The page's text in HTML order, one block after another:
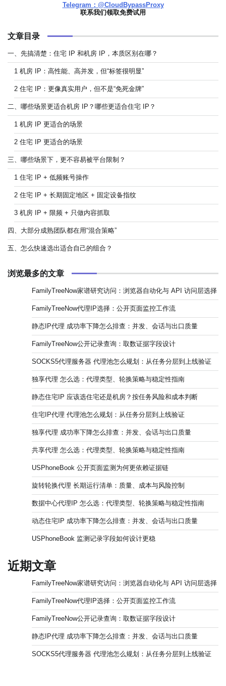
Telegram：@CloudBypassProxy
联系我们领取免费试用
文章目录
一、先搞清楚：住宅 IP 和机房 IP，本质区别在哪？
1 机房 IP：高性能、高并发，但“标签很明显”
2 住宅 IP：更像真实用户，但不是“免死金牌”
二、哪些场景更适合机房 IP？哪些更适合住宅 IP？
1 机房 IP 更适合的场景
2 住宅 IP 更适合的场景
三、哪些场景下，更不容易被平台限制？
1 住宅 IP + 低频账号操作
2 住宅 IP + 长期固定地区 + 固定设备指纹
3 机房 IP + 限频 + 只做内容抓取
四、大部分成熟团队都在用“混合策略”
五、怎么快速选出适合自己的组合？
浏览最多的文章
FamilyTreeNow家谱研究访问：浏览器自动化与 API 访问层选择
FamilyTreeNow代理IP选择：公开页面监控工作流
静态IP代理 成功率下降怎么排查：并发、会话与出口质量
FamilyTreeNow公开记录查询：取数证据字段设计
SOCKS5代理服务器 代理池怎么规划：从任务分层到上线验证
独享代理 怎么选：代理类型、轮换策略与稳定性指南
静态住宅IP 应该选住宅还是机房？按任务风险和成本判断
住宅IP代理 代理池怎么规划：从任务分层到上线验证
独享代理 成功率下降怎么排查：并发、会话与出口质量
共享代理 怎么选：代理类型、轮换策略与稳定性指南
USPhoneBook 公开页面监测为何更依赖证据链
旋转轮换代理 长期运行清单：质量、成本与风险控制
数据中心代理IP 怎么选：代理类型、轮换策略与稳定性指南
动态住宅IP 成功率下降怎么排查：并发、会话与出口质量
USPhoneBook 监测记录字段如何设计更稳
近期文章
FamilyTreeNow家谱研究访问：浏览器自动化与 API 访问层选择
FamilyTreeNow代理IP选择：公开页面监控工作流
FamilyTreeNow公开记录查询：取数证据字段设计
静态IP代理 成功率下降怎么排查：并发、会话与出口质量
SOCKS5代理服务器 代理池怎么规划：从任务分层到上线验证